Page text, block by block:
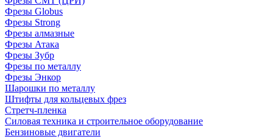
Фрезы Globus
Фрезы Strong
Фрезы алмазные
Фрезы Атака
Фрезы Зубр
Фрезы по металлу
Фрезы Энкор
Шарошки по металлу
Штифты для кольцевых фрез
Стретч-пленка
Силовая техника и строительное оборудование
Бензиновые двигатели